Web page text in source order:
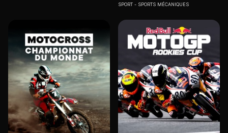
SPORT SPORTS MÉCANIQUES